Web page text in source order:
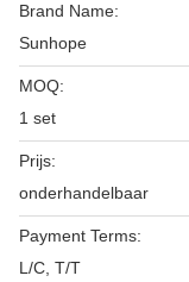
Brand Name:
Sunhope
MOQ:
1 set
Prijs:
onderhandelbaar
Payment Terms:
L/C, T/T